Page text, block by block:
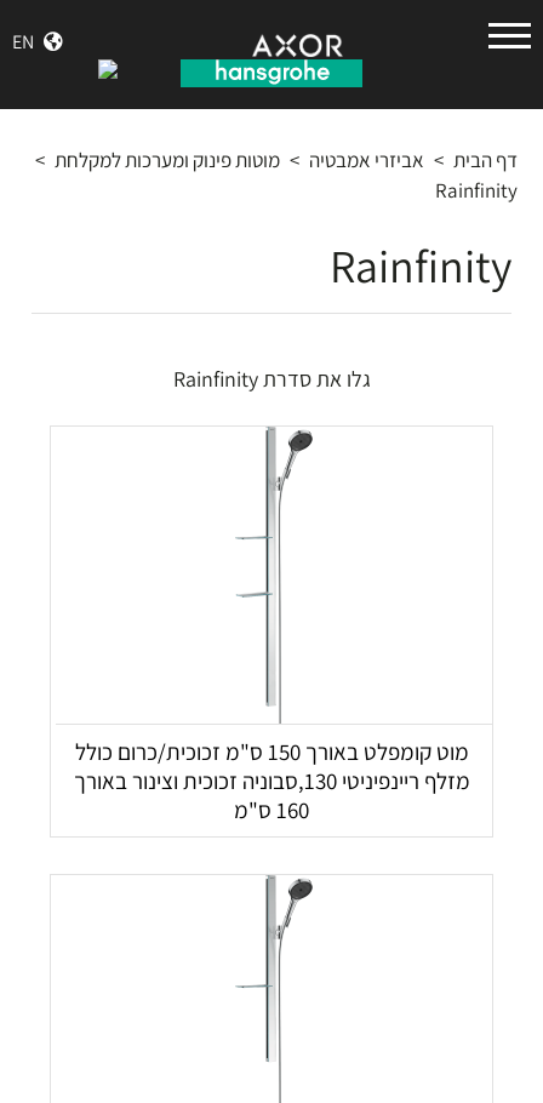
EN
גרואה
דף הבית > אביזרי אמבטיה > מוטות פינוק ומערכות למקלחת >
Rainfinity
Rainfinity
גלו את סדרת Rainfinity
מוט קומפלט באורך 150 ס"מ זכוכית/כרום כולל
מזלף ריינפיניטי 130,סבוניה זכוכית וצינור באורך
160 ס"מ